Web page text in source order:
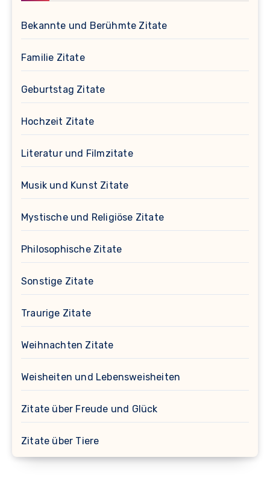
Bekannte und Berühmte Zitate
Familie Zitate
Geburtstag Zitate
Hochzeit Zitate
Literatur und Filmzitate
Musik und Kunst Zitate
Mystische und Religiöse Zitate
Philosophische Zitate
Sonstige Zitate
Traurige Zitate
Weihnachten Zitate
Weisheiten und Lebensweisheiten
Zitate über Freude und Glück
Zitate über Tiere